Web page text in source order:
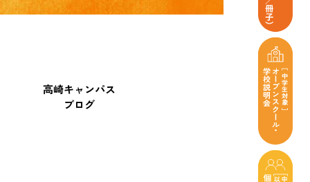
高崎キャンパス
ブログ